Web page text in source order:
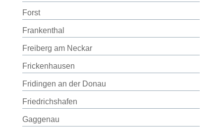
Forst
Frankenthal
Freiberg am Neckar
Frickenhausen
Fridingen an der Donau
Friedrichshafen
Gaggenau